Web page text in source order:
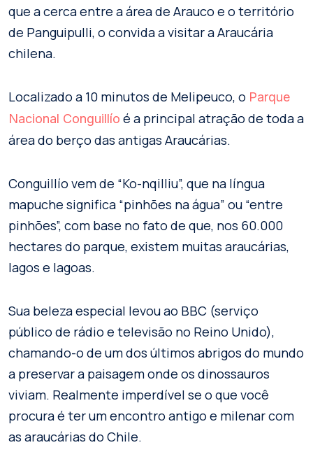
que a cerca entre a área de Arauco e o território
de Panguipulli, o convida a visitar a Araucária
chilena.
Localizado a 10 minutos de Melipeuco, o Parque
Nacional Conguillío é a principal atração de toda a
área do berço das antigas Araucárias.
Conguillío vem de “Ko-nqilliu”, que na língua
mapuche significa “pinhões na água” ou “entre
pinhões”, com base no fato de que, nos 60.000
hectares do parque, existem muitas araucárias,
lagos e lagoas.
Sua beleza especial levou ao BBC (serviço
público de rádio e televisão no Reino Unido),
chamando-o de um dos últimos abrigos do mundo
a preservar a paisagem onde os dinossauros
viviam. Realmente imperdível se o que você
procura é ter um encontro antigo e milenar com
as araucárias do Chile.